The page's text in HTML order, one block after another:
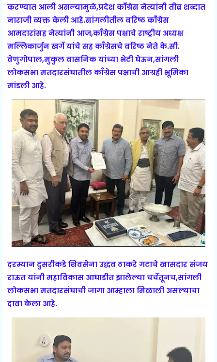
करण्यात आली असल्यामुळे,प्रदेश काँग्रेस नेत्यांनी तीव्र शब्दात
नाराजी व्यक्त केली आहे.सांगलीतील वरिष्ठ काँग्रेस
आमदारांसह नेत्यांनी आज,काँग्रेस पक्षाचे राष्ट्रीय अध्यक्ष
मल्लिकार्जुन खर्गे यांचे सह काँग्रेसचे वरिष्ठ नेते के.सी.
वेणुगोपाल,मुकुल वासनिक यांच्या भेटी घेऊन,सांगली
लोकसभा मतदारसंघातील काँग्रेस पक्षाची आग्रही भूमिका
मांडली आहे.
दरम्यान दुसरीकडे शिवसेना उद्धव ठाकरे गटाचे खासदार संजय
राऊत यांनी महाविकास आघाडीत झालेल्या चर्चेतूनच,सांगली
लोकसभा मतदारसंघाची जागा आम्हाला मिळाली असल्याचा
दावा केला आहे.